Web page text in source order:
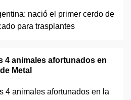
4 animales afortunados en
Metal